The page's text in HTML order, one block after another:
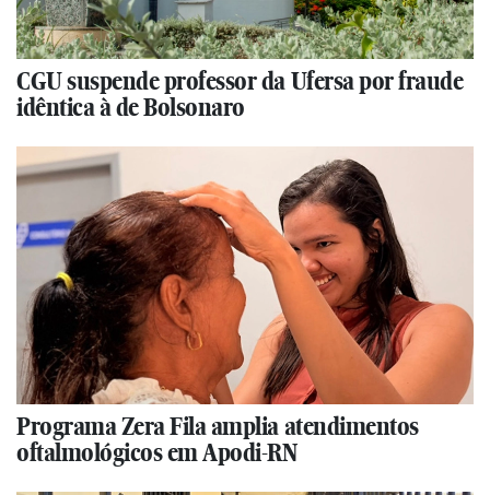
CGU suspende professor da Ufersa por fraude
idêntica à de Bolsonaro
Programa Zera Fila amplia atendimentos
oftalmológicos em Apodi-RN